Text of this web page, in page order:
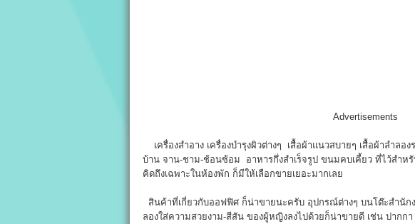
Advertisements
เครื่องสำอาง เครื่องบำรุงผิวต่างๆ เสื้อผ้าแนวสบายๆ เสื้อผ้าลำล
บ้าน จาน-ชาม-ช้อนซ้อม อาหารกึ่งสำเร็จรูป ขนมคบเคี้ยว ที่ไว้สำห
คิดถึงเฉพาะในห้องพัก ก็มีให้เลือกขายเยอะมากเลย
สินค้าที่เกี่ยวกับออฟฟิศ ก็น่าขายนะครับ อุปกรณ์ต่างๆ บนโต๊ะสำนัก
ลองใส่ความสวยงาม-สีสัน ของผู้หญิงลงไปด้วยก็น่าขายดี เช่น ปาก